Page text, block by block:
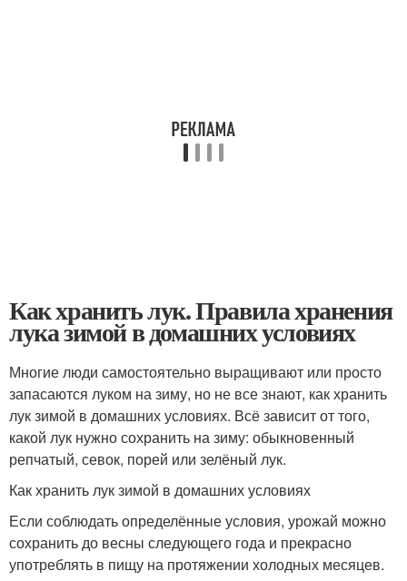
Как хранить лук. Правила хранения
лука зимой в домашних условиях
Многие люди самостоятельно выращивают или просто
запасаются луком на зиму, но не все знают, как хранить
лук зимой в домашних условиях. Всё зависит от того,
какой лук нужно сохранить на зиму: обыкновенный
репчатый, севок, порей или зелёный лук.
Как хранить лук зимой в домашних условиях
Если соблюдать определённые условия, урожай можно
сохранить до весны следующего года и прекрасно
употреблять в пищу на протяжении холодных месяцев.